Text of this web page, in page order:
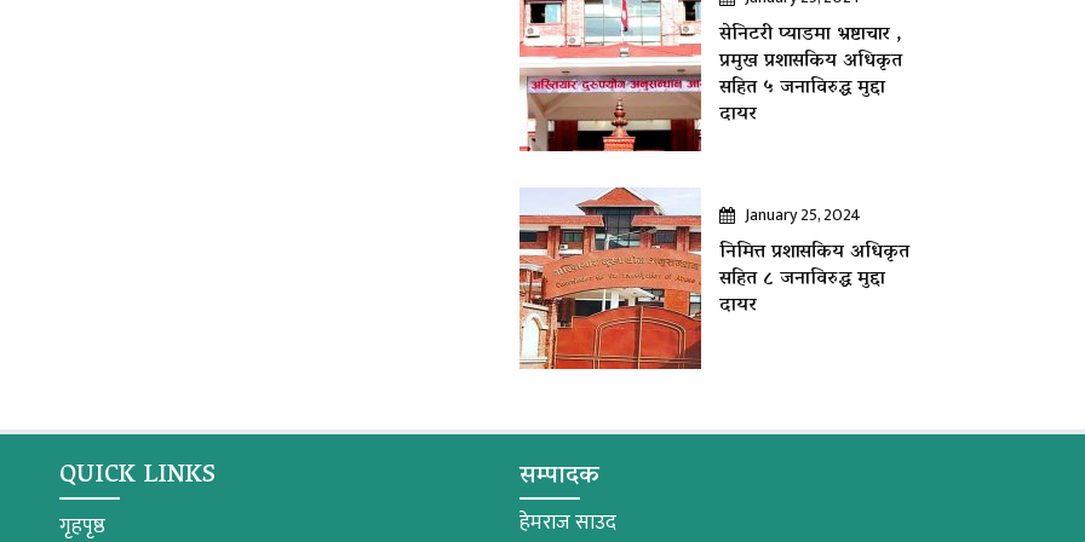
सेनिटरी प्याडमा भ्रष्टाचार ,
प्रमुख प्रशासकिय अधिकृत
सहित ५ जनाविरुद्ध मुद्दा
दायर
January 25, 2024
निमित्त प्रशासकिय अधिकृत
सहित ८ जनाविरुद्ध मुद्दा
दायर
QUICK LINKS
गृहपृष्ठ
सम्पादक
हेमराज साउद